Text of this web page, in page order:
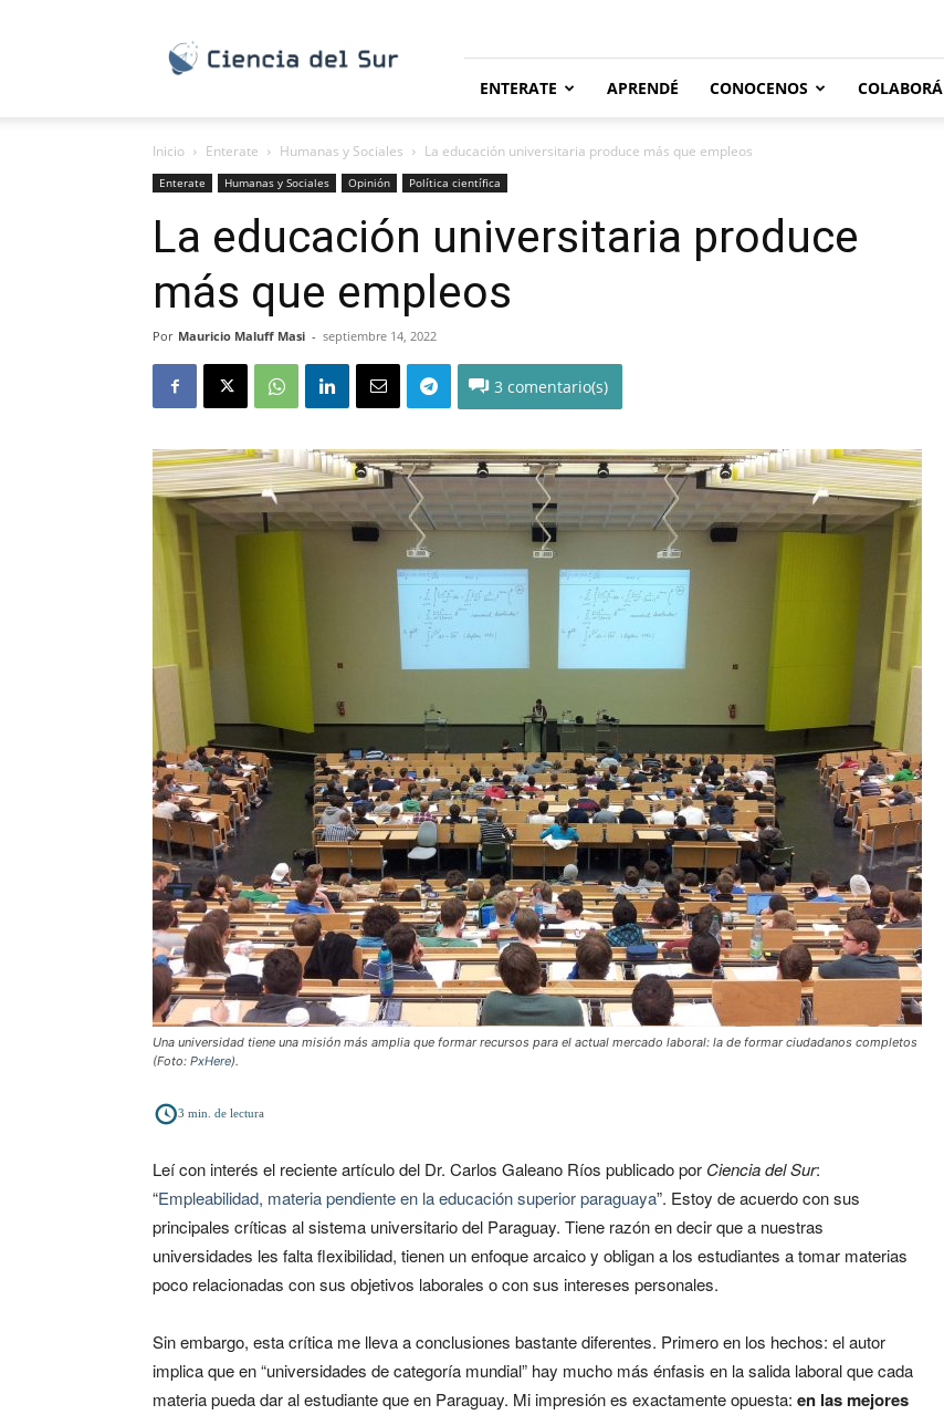
Sur
ENTERATE APRENDÉ CONOCENOS COLABORÁ
Inicio Enterate Humanas y Sociales La educación universitaria produce más que empleos
Enterate Humanas y Sociales Opinión Política científica
La educación universitaria produce
más que empleos
Por Mauricio Maluff Masi - septiembre 14, 2022
3
Una universidad tiene una misión más amplia que formar recursos para el actual mercado laboral: la de formar ciudadanos completos
(Foto: PxHere).
3 min. de lectura
Leí con interés el reciente artículo del Dr. Carlos Galeano Ríos publicado por Ciencia del Sur:
“Empleabilidad, materia pendiente en la educación superior paraguaya”. Estoy de acuerdo con sus
principales críticas al sistema universitario del Paraguay. Tiene razón en decir que a nuestras
universidades les falta flexibilidad, tienen un enfoque arcaico y obligan a los estudiantes a tomar materias
poco relacionadas con sus objetivos laborales o con sus intereses personales.
Sin embargo, esta crítica me lleva a conclusiones bastante diferentes. Primero en los hechos: el autor
implica que en “universidades de categoría mundial” hay mucho más énfasis en la salida laboral que cada
materia pueda dar al estudiante que en Paraguay. Mi impresión es exactamente opuesta: en las mejores